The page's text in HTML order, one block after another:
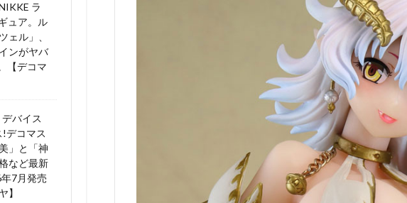
ラ
ュア。ル
ェル」、
ンがヤバ
【デコマ
バイス
!デコマス
」と「神
など最新
7月発売
】